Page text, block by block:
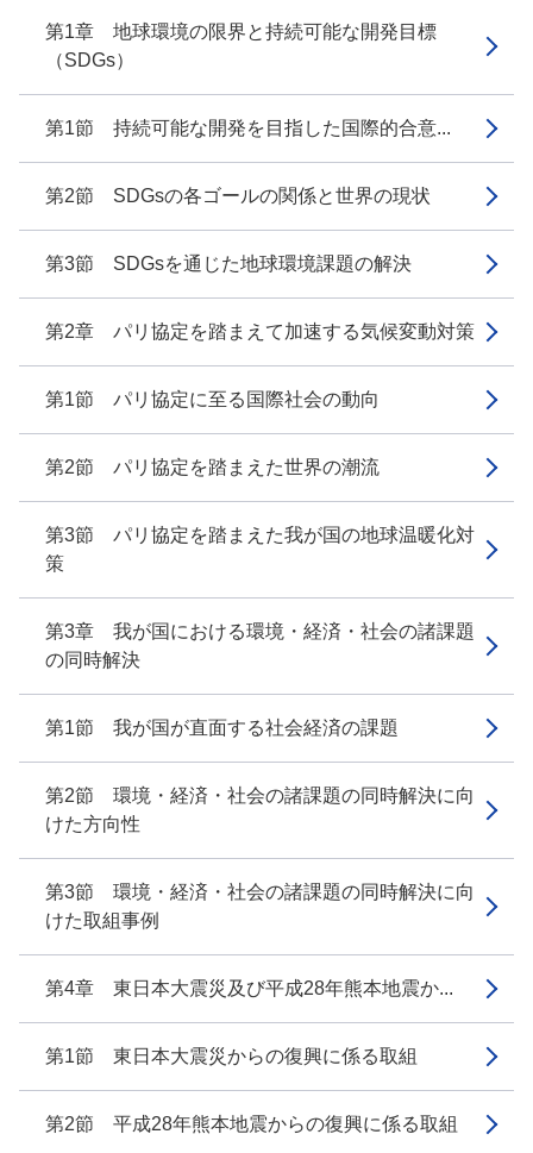
第1章 地球環境の限界と持続可能な開発目標
（SDGs）
第1節 持続可能な開発を目指した国際的合意...
第2節 SDGsの各ゴールの関係と世界の現状
第3節 SDGsを通じた地球環境課題の解決
第2章 パリ協定を踏まえて加速する気候変動対策
第1節 パリ協定に至る国際社会の動向
第2節 パリ協定を踏まえた世界の潮流
第3節 パリ協定を踏まえた我が国の地球温暖化対
策
第3章 我が国における環境・経済・社会の諸課題
の同時解決
第1節 我が国が直面する社会経済の課題
第2節 環境・経済・社会の諸課題の同時解決に向
けた方向性
第3節 環境・経済・社会の諸課題の同時解決に向
けた取組事例
第4章 東日本大震災及び平成28年熊本地震か...
第1節 東日本大震災からの復興に係る取組
第2節 平成28年熊本地震からの復興に係る取組